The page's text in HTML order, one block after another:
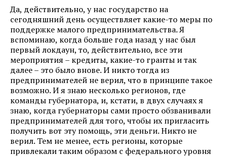
Да, действительно, у нас государство на
сегодняшний день осуществляет какие-то меры по
поддержке малого предпринимательства. Я
вспоминаю, когда больше года назад у нас был
первый локдаун, то, действительно, все эти
мероприятия – кредиты, какие-то гранты и так
далее – это было внове. И никто тогда из
предпринимателей не верил, что в принципе такое
возможно. И я знаю несколько регионов, где
команды губернатора, и, кстати, в двух случаях я
знаю, когда губернаторы сами просто обзванивали
предпринимателей для того, чтобы их пригласить
получить вот эту помощь, эти деньги. Никто не
верил. Тем не менее, есть регионы, которые
привлекали таким образом с федерального уровня